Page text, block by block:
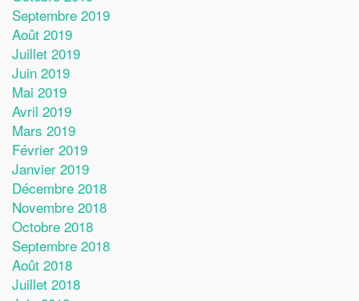
Septembre 2019
Août 2019
Juillet 2019
Juin 2019
Mai 2019
Avril 2019
Mars 2019
Février 2019
Janvier 2019
Décembre 2018
Novembre 2018
Octobre 2018
Septembre 2018
Août 2018
Juillet 2018